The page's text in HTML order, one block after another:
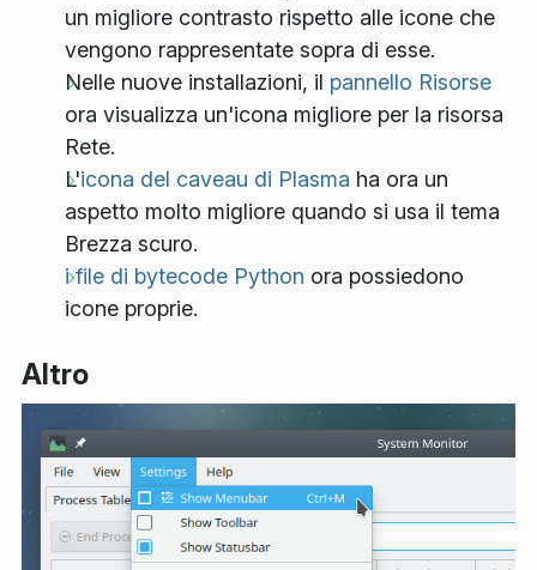
un migliore contrasto rispetto alle icone che
vengono rappresentate sopra di esse.
Nelle nuove installazioni, il pannello Risorse
ora visualizza un'icona migliore per la risorsa
Rete.
L'icona del caveau di Plasma ha ora un
aspetto molto migliore quando si usa il tema
Brezza scuro.
i file di bytecode Python ora possiedono
icone proprie.
Altro